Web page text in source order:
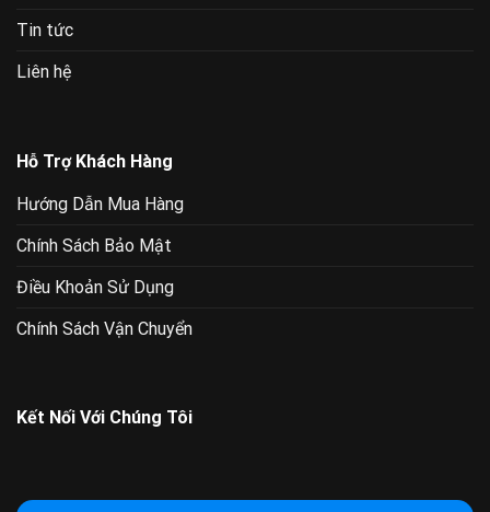
Tin tức
Liên hệ
Hỗ Trợ Khách Hàng
Hướng Dẫn Mua Hàng
Chính Sách Bảo Mật
Điều Khoản Sử Dụng
Chính Sách Vận Chuyển
Kết Nối Với Chúng Tôi